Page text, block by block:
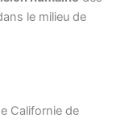
le milieu de
Californie de